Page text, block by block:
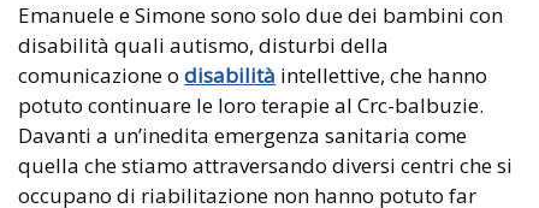
Emanuele e Simone sono solo due dei bambini con
disabilità quali autismo, disturbi della
comunicazione o disabilità intellettive, che hanno
potuto continuare le loro terapie al Crc-balbuzie.
Davanti a un’inedita emergenza sanitaria come
quella che stiamo attraversando diversi centri che si
occupano di riabilitazione non hanno potuto far